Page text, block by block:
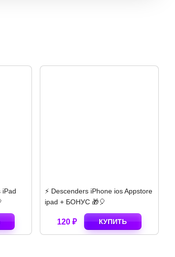
ios Appstore
⚡️ Poppy Playtime Chapter 2
iPhone ios AppStore ipad 🎁
140 ₽ КУПИТЬ